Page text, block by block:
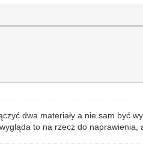
dwa materiały a nie sam być
to na rzecz do